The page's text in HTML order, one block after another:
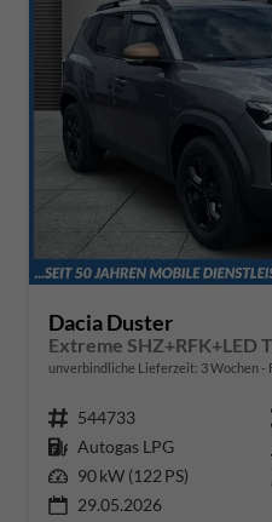
Dacia Duster
Extreme SHZ+RFK+LED
unverbindliche Lieferzeit: 3 Wochen
Fahrzeugnr. 544733
Kraftstoff Autogas LPG
Leistung 90 kW (122 PS)
29.05.2026